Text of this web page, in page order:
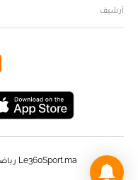
أرشيف
Le360Sport.ma رياضة • جميع الحقوق محفوضة - 2023